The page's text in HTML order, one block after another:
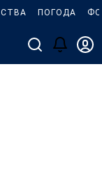
ПОГОДА